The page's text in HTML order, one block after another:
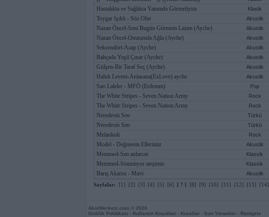
Hastalıkta ve Sağlıkta Yanımda Görmeliyim Klasik
Toygar Işıklı - Söz Olur Akustik
Nazan Öncel-Seni Bugün Görmem Lazım (Ayche) Akustik
Nazan Öncel-Omzumda Ağla (Ayche) Akustik
Seksendört-Azap (Ayche) Akustik
Bahçada Yeşil Çınar (Ayche) Akustik
Gülşen-Bir Taraf Seç (Ayche) Akustik
Haluk Levent-Anlasana(ExLove) ayche Akustik
Sarı Laleler - MFÖ (Erdemm) Pop
The White Stripes - Seven Nation Army Rock
The White Stripes - Seven Nation Army Rock
Neredesin Sen Türkü
Neredesin Sen Türkü
Melankoli Rock
Model - Değmesin Ellerimiz Akustik
Memmed-Sen anlarsın Klassik
Memmed-Sönmüyor ateşimiz Klassik
Barış Akarsu - Mavi Akustik
Sayfalar:
[1] [2] [3] [4] [5] [6] [ 7 ] [8] [9] [10] [11] [12] [13] [14]
AkorMerkezi.com © 2026
Gizlilik Politikası - Kullanım Koşulları - Kurallar - Son Yorumlar - Rastgele